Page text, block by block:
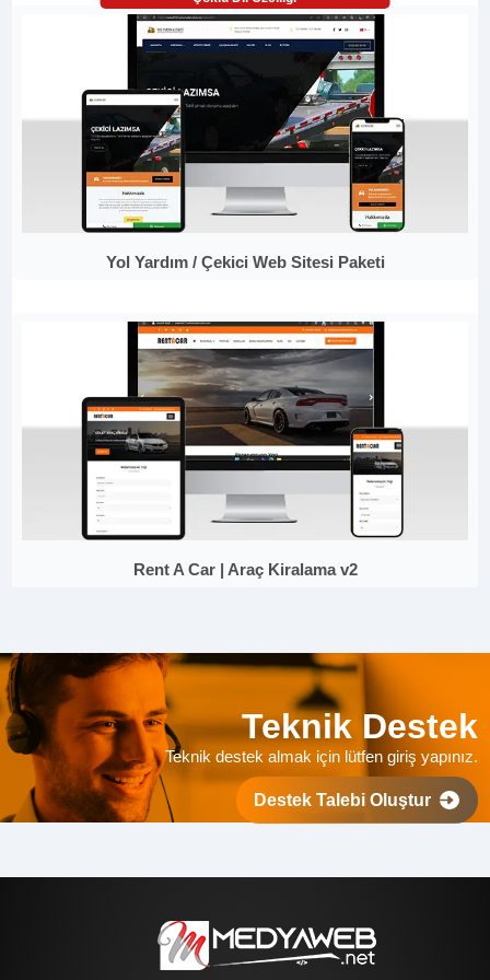
Yol Yardım / Çekici Web Sitesi Paketi
Rent A Car | Araç Kiralama v2
Teknik Destek
Teknik destek almak için lütfen giriş yapınız.
Destek Talebi Oluştur